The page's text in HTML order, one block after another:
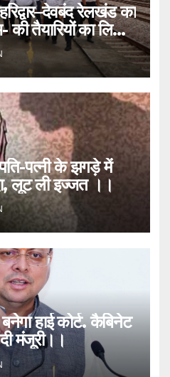
रेलखंड का
की तैयारियों का लिया
पत्नी के झगड़े में
लूट ली इज्जत ।।
हाई कोर्ट. कैबिनेट
मंजूरी।।